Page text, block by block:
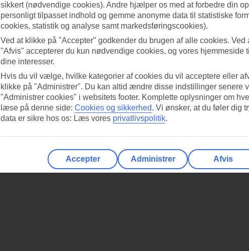
sikkert (nødvendige cookies). Andre hjælper os med at forbedre din
personligt tilpasset indhold og gemme anonyme data til statistiske
cookies, statistik og analyse samt markedsføringscookies).
Ved at klikke på "Accepter" godkender du brugen af alle cookies. Ved
"Afvis" accepterer du kun nødvendige cookies, og vores hjemmeside
dine interesser.
Hvis du vil vælge, hvilke kategorier af cookies du vil acceptere eller
klikke på "Administrer". Du kan altid ændre disse indstillinger senere
"Administrer cookies" i websitets footer. Komplette oplysninger om
læse på denne side: Cookies og sikkerhed. Vi ønsker, at du føler dig
data er sikre hos os: Læs vores privatlivspolitik.
Accepter Administrer Afvis